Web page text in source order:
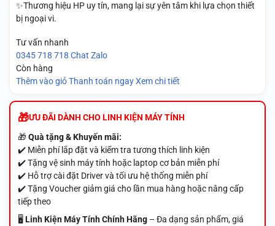
✨Thương hiệu HP uy tín, mang lại sự yên tâm khi lựa chọn thiết
bị ngoại vi.
Tư vấn nhanh
0345 718 718 Chat Zalo
Còn hàng
Thêm vào giỏ Thanh toán ngay Xem chi tiết
ƯU ĐÃI DÀNH CHO LINH KIỆN MÁY TÍNH
🎁Quà tặng & Khuyến mãi:
✔️ Miễn phí lắp đặt và kiểm tra tương thích linh kiện
✔️ Tặng vệ sinh máy tính hoặc laptop cơ bản miễn phí
✔️ Hỗ trợ cài đặt Driver và tối ưu hệ thống miễn phí
✔️ Tặng Voucher giảm giá cho lần mua hàng hoặc nâng cấp
tiếp theo
🖥️ Linh Kiện Máy Tính Chính Hãng– Đa dạng sản phẩm, giá